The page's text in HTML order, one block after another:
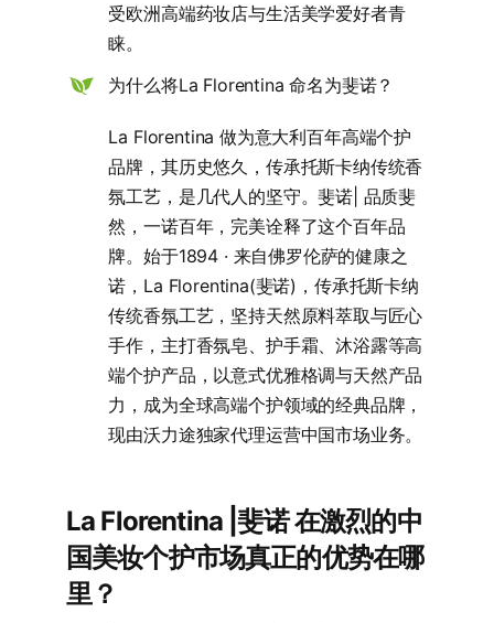
受欧洲高端药妆店与生活美学爱好者青
睐。
为什么将La Florentina 命名为斐诺？
La Florentina 做为意大利百年高端个护
品牌，其历史悠久，传承托斯卡纳传统香
氛工艺，是几代人的坚守。斐诺| 品质斐
然，一诺百年，完美诠释了这个百年品
牌。始于1894 · 来自佛罗伦萨的健康之
诺，La Florentina(斐诺)，传承托斯卡纳
传统香氛工艺，坚持天然原料萃取与匠心
手作，主打香氛皂、护手霜、沐浴露等高
端个护产品，以意式优雅格调与天然产品
力，成为全球高端个护领域的经典品牌，
现由沃力途独家代理运营中国市场业务。
La Florentina |斐诺 在激烈的中
国美妆个护市场真正的优势在哪
里？